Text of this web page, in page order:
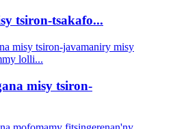
tsiron-tsakafo...
misy tsiron-